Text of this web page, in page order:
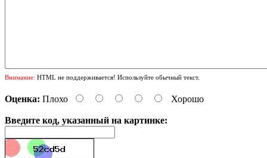
Внимание: HTML не поддерживается! Используйте обычный текст.
Оценка: Плохо Хорошо
Введите код, указанный на картинке: